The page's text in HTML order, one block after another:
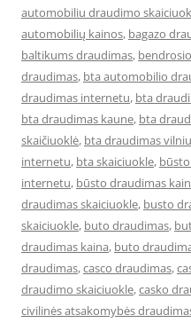
automobiliu draudimo
automobilių kainos, bagazo
baltikums draudimas,
draudimas, bta automobilio
draudimas internetu, bta
bta draudimas kaune, bta
skaičiuoklė, bta draudimas
internetu, bta skaiciuokle,
internetu, būsto draudimas
draudimas skaiciuokle, busto
skaiciuokle, buto draudimas,
draudimas kaina, buto
draudimas,casco draudimas,
draudimo skaiciuokle,casko
civilinės atsakomybės